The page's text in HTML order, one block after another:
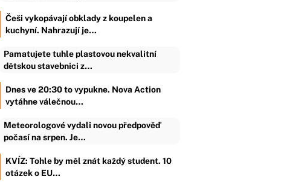
Češi vykopávají obklady z koupelen a
kuchyní. Nahrazují je…
Pamatujete tuhle plastovou nekvalitní
dětskou stavebnici z…
Dnes ve 20:30 to vypukne. Nova Action
vytáhne válečnou…
Meteorologové vydali novou předpověď
počasí na srpen. Je…
KVÍZ: Tohle by měl znát každý student. 10
otázek o EU…